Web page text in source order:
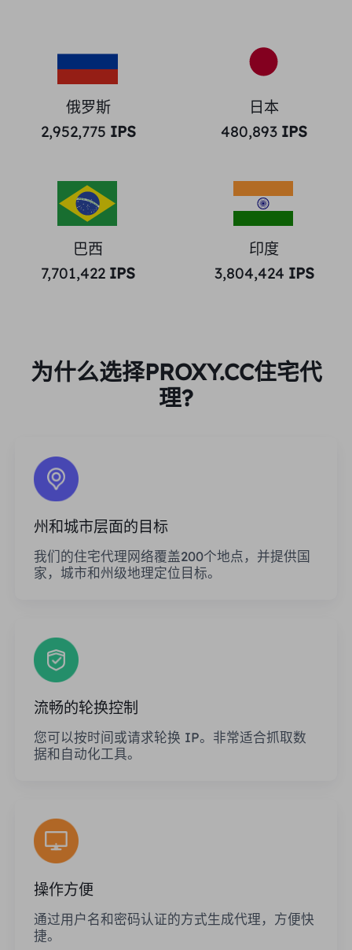
俄罗斯
2,952,775 IPS
日本
480,893 IPS
巴西
7,701,422 IPS
印度
3,804,424 IPS
为什么选择PROXY.CC住宅代
理?
州和城市层面的目标
我们的住宅代理网络覆盖200个地点，并提供国
家，城市和州级地理定位目标。
流畅的轮换控制
您可以按时间或请求轮换 IP。非常适合抓取数
据和自动化工具。
操作方便
通过用户名和密码认证的方式生成代理，方便快
捷。